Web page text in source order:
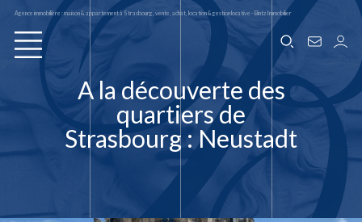
Agence immobilière : maison & appartement à Strasbourg, vente, achat, location & gestion locative - Bintz Immobilier
A la découverte des
quartiers de
Strasbourg : Neustadt